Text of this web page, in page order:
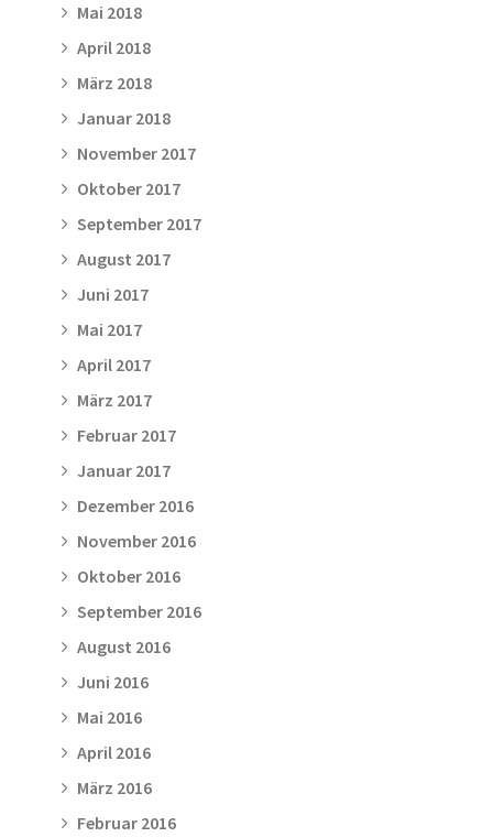
Mai 2018
April 2018
März 2018
Januar 2018
November 2017
Oktober 2017
September 2017
August 2017
Juni 2017
Mai 2017
April 2017
März 2017
Februar 2017
Januar 2017
Dezember 2016
November 2016
Oktober 2016
September 2016
August 2016
Juni 2016
Mai 2016
April 2016
März 2016
Februar 2016